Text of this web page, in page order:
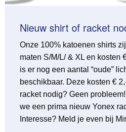
Nieuw shirt of racket
Onze 100% katoenen shirts
maten S/M/L/ & XL en kosten
is er nog een aantal “oude”
beschikbaar. Deze kosten €
racket nodig? Geen
we een prima nieuw Yonex
Interesse? Meld je even bij